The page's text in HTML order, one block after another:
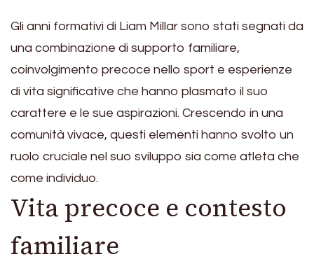
Gli anni formativi di Liam Millar sono stati segnati da
una combinazione di supporto familiare,
coinvolgimento precoce nello sport e esperienze
di vita significative che hanno plasmato il suo
carattere e le sue aspirazioni. Crescendo in una
comunità vivace, questi elementi hanno svolto un
ruolo cruciale nel suo sviluppo sia come atleta che
come individuo.
Vita precoce e contesto
familiare